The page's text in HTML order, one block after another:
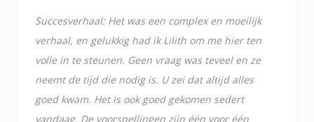
Succesverhaal: Het was een complex en moeilijk
verhaal, en gelukkig had ik Lilith om me hier ten
volle in te steunen. Geen vraag was teveel en ze
neemt de tijd die nodig is. U zei dat altijd alles
goed kwam. Het is ook goed gekomen sedert
vandaag. De voorspellingen zijn één voor één